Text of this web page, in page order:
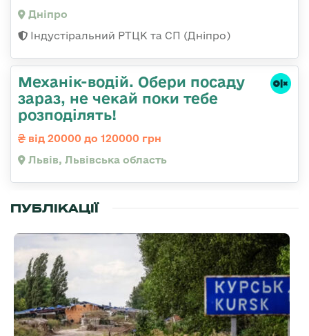
Дніпро
Індустіральний РТЦК та СП (Дніпро)
Механік-водій. Обери посаду
зараз, не чекай поки тебе
розподілять!
від 20000 до 120000 грн
Львів, Львівська область
ПУБЛІКАЦІЇ